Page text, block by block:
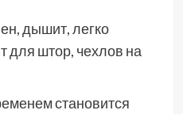
дышит, легко
для штор, чехлов на
становится